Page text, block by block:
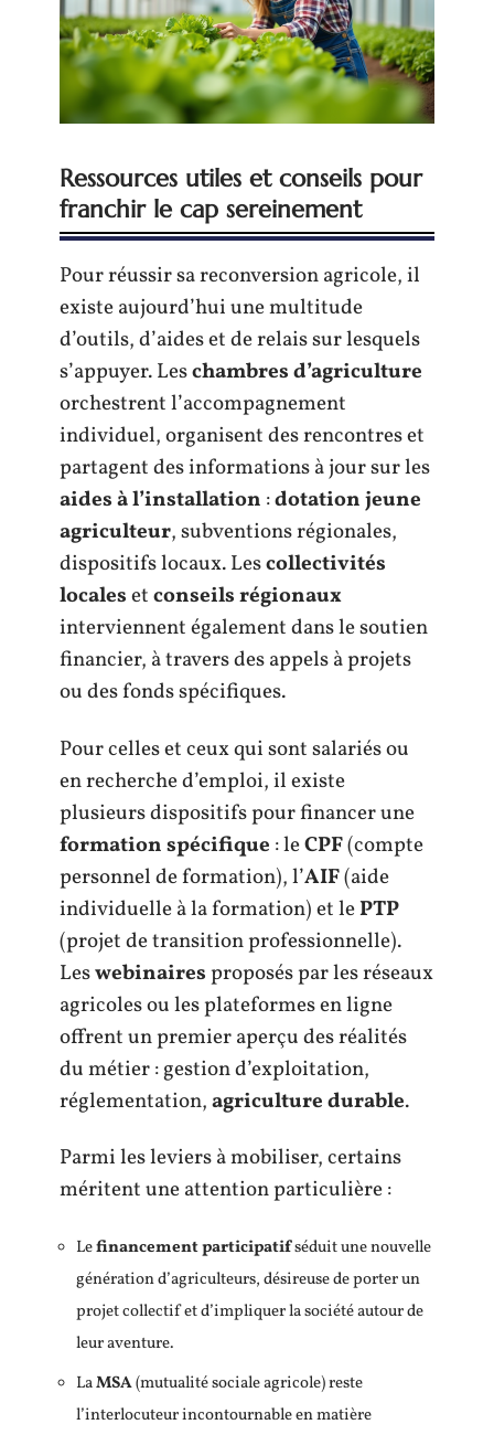
Ressources utiles et conseils pour
franchir le cap sereinement
Pour réussir sa reconversion agricole, il
existe aujourd’hui une multitude
d’outils, d’aides et de relais sur lesquels
s’appuyer. Leschambres d’agriculture
orchestrent l’accompagnement
individuel, organisent des rencontres et
partagent des informations à jour sur les
aides à l’installation :dotation jeune
agriculteur, subventions régionales,
dispositifs locaux. Lescollectivités
localesetconseils régionaux
interviennent également dans le soutien
financier, à travers des appels à projets
ou des fonds spécifiques.
Pour celles et ceux qui sont salariés ou
en recherche d’emploi, il existe
plusieurs dispositifs pour financer une
formation spécifique : leCPF(compte
personnel de formation), l’AIF(aide
individuelle à la formation) et lePTP
(projet de transition professionnelle).
Leswebinairesproposés par les réseaux
agricoles ou les plateformes en ligne
offrent un premier aperçu des réalités
du métier : gestion d’exploitation,
réglementation,agriculture durable.
Parmi les leviers à mobiliser, certains
méritent une attention particulière :
Lefinancement participatifséduit une nouvelle
génération d’agriculteurs, désireuse de porter un
projet collectif et d’impliquer la société autour de
leur aventure.
LaMSA(mutualité sociale agricole) reste
l’interlocuteur incontournable en matière